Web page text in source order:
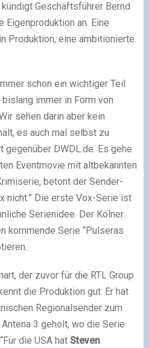
Geschäftsführer Bernd
Eigenproduktion an. Eine
Produktion, eine ambitionierte
schon ein wichtiger Teil
immer in Form von
sehen darin aber kein
es auch mal selbst zu
gegenüber DWDL.de. Es gehe
Eventmovie mit altbekannten
betont der Sender-
nicht.” Die erste Vox-Serie ist
Serienidee. Der Kölner
kommende Serie “Pulseras
der zuvor für die RTL Group
die Produktion gut: Er hat
Regionalsender zum
3 geholt, wo die Serie
die USA hat Steven